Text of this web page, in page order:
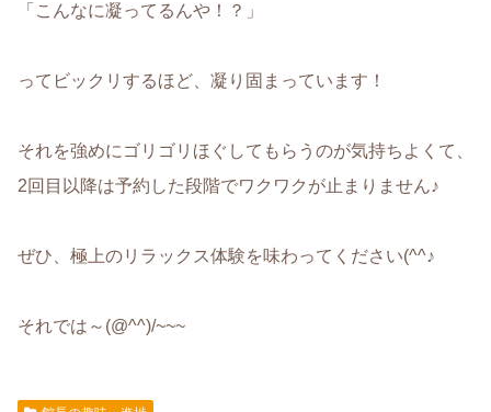
「こんなに凝ってるんや！？」
ってビックリするほど、凝り固まっています！
それを強めにゴリゴリほぐしてもらうのが気持ちよくて、
2回目以降は予約した段階でワクワクが止まりません♪
ぜひ、極上のリラックス体験を味わってください(^^♪
それでは～(@^^)/~~~